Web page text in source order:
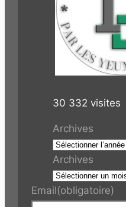
30 332 visites
Archives
Archives
Email(obligatoire)